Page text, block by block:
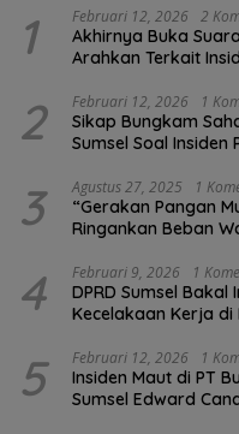
1 Februari 12, 2026 2
Akhirnya Buka
Arahkan Terkait
2 Februari 12, 2026 1
Sikap Bungkam
Sumsel Soal Insiden
3 Agustus 27, 2025 1
“Gerakan Pangan
Ringankan Beban
4 Februari 9, 2026 1
DPRD Sumsel
Kecelakaan Kerja di
5 Februari 12, 2026 1
Insiden Maut di PT
Sumsel Edward